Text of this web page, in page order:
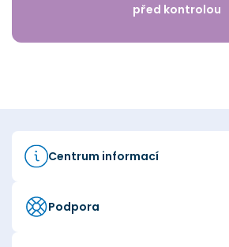
před kontrolou
Centrum informací
Podpora